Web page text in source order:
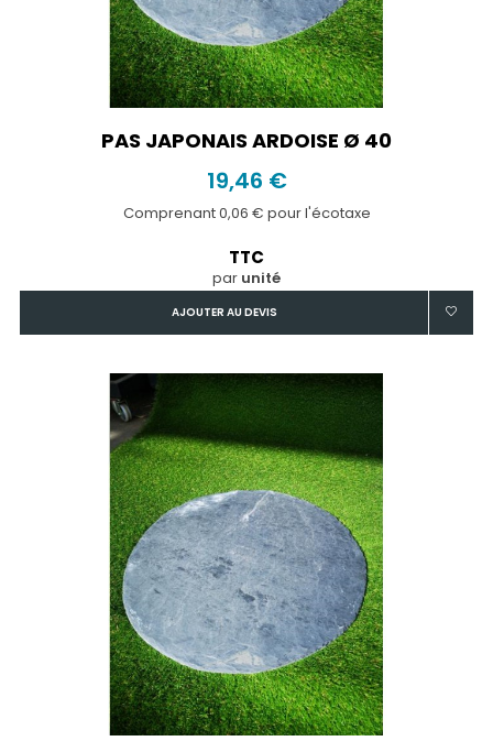
PAS JAPONAIS ARDOISE Ø 40
19,46 €
Comprenant 0,06 € pour l'écotaxe
TTC
par unité
AJOUTER AU DEVIS